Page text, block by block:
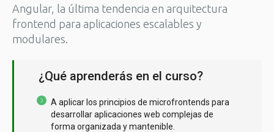
Angular, la última tendencia en arquitectura
frontend para aplicaciones escalables y
modulares.
¿Qué aprenderás en el curso?
A aplicar los principios de microfrontends para
desarrollar aplicaciones web complejas de
forma organizada y mantenible.